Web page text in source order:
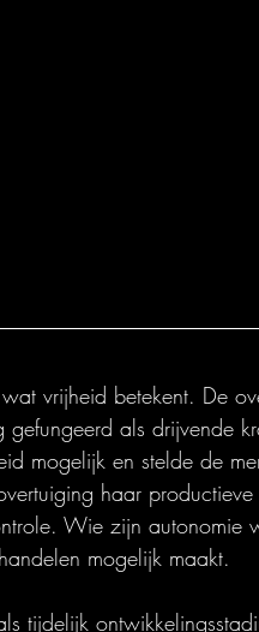
vrijheid betekent. De
als drijvende
mogelijk en stelde de
haar
Wie zijn autonomie
mogelijk maakt.
tijdelijk